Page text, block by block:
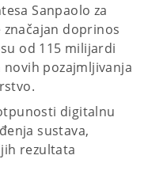
Sanpaolo za
značajan doprinos
od 115 milijardi
pozajmljivanja
digitalnu
sustava,
rezultata